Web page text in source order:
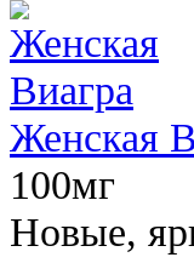
Женская
100мг
Новые,